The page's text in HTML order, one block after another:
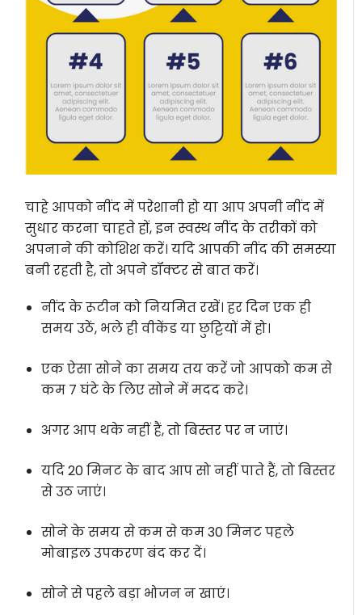
चाहे आपको नींद में परेशानी हो या आप अपनी नींद में
सुधार करना चाहते हों, इन स्वस्थ नींद के तरीकों को
अपनाने की कोशिश करें। यदि आपकी नींद की समस्या
बनी रहती है, तो अपने डॉक्टर से बात करें।
नींद के रूटीन को नियमित रखें। हर दिन एक ही
समय उठें, भले ही वीकेंड या छुट्टियों में हो।
एक ऐसा सोने का समय तय करें जो आपको कम से
कम 7 घंटे के लिए सोने में मदद करे।
अगर आप थके नहीं हैं, तो बिस्तर पर न जाएं।
यदि 20 मिनट के बाद आप सो नहीं पाते हैं, तो बिस्तर
से उठ जाएं।
सोने के समय से कम से कम 30 मिनट पहले
मोबाइल उपकरण बंद कर दें।
सोने से पहले बड़ा भोजन न खाएं।